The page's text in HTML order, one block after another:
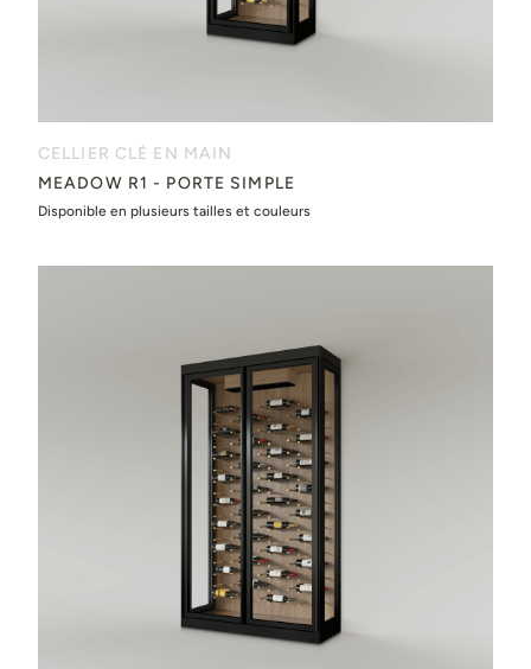
CELLIER CLÉ EN MAIN
MEADOW R1 - PORTE SIMPLE
Disponible en plusieurs tailles et couleurs